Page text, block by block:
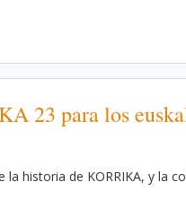
23 para los
la historia de KORRIKA, y la